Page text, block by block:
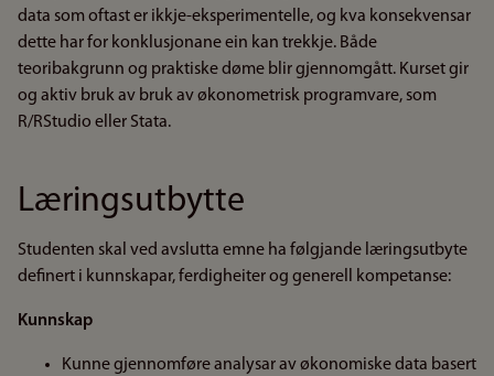
data som oftast er ikkje-eksperimentelle, og kva konsekvensar
dette har for konklusjonane ein kan trekkje. Både
teoribakgrunn og praktiske døme blir gjennomgått. Kurset gir
og aktiv bruk av bruk av økonometrisk programvare, som
R/RStudio eller Stata.
Læringsutbytte
Studenten skal ved avslutta emne ha følgjande læringsutbyte
definert i kunnskapar, ferdigheiter og generell kompetanse:
Kunnskap
Kunne gjennomføre analysar av økonomiske data basert